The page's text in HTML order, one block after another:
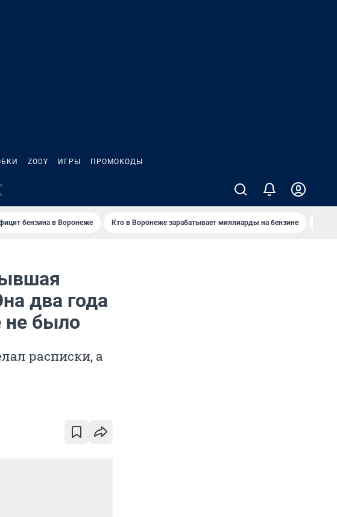
ZODY ИГРЫ ПРОМОКОДЫ
бензина в Воронеже Кто в Воронеже зарабатывает миллиарды на бензине
два года
не было
расписки, а